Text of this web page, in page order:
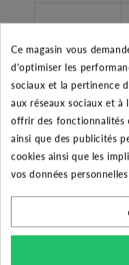
Application
Type de
refoulement
Gammes
Plage de
Température
Ce magasin vous
d'optimiser les
sociaux et la pertinence
aux réseaux sociaux et
offrir des fonctionnalités
ainsi que des publicités
cookies ainsi que les
vos données